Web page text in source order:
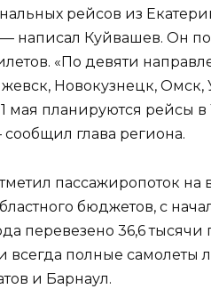
рейсов из
написал Куйвашев. Он
«По девяти
Новокузнецк,
мая планируются рейсы
глава региона.
пассажиропоток на
бюджетов, с
перевезено 36,6
всегда полные самолеты
и Барнаул.